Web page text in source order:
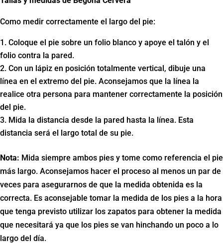
Como medir correctamente el largo del pie:
Coloque el pie sobre un folio blanco y apoye el talón y el
folio contra la pared.
Con un lápiz en posición totalmente vertical, dibuje una
línea en el extremo del pie. Aconsejamos que la línea la
realice otra persona para mantener correctamente la posición
del pie.
Mida la distancia desde la pared hasta la línea. Esta
distancia será el largo total de su pie.
Nota: Mida siempre ambos pies y tome como referencia el pie
más largo. Aconsejamos hacer el proceso al menos un par de
veces para asegurarnos de que la medida obtenida es la
correcta. Es aconsejable tomar la medida de los pies a la hora
que tenga previsto utilizar los zapatos para obtener la medida
que necesitará ya que los pies se van hinchando un poco a lo
largo del día.